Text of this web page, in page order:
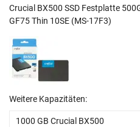
Crucial BX500 SSD Festplatte
GF75 Thin 10SE (MS-17F3)
Weitere Kapazitäten:
1000 GB Crucial BX500